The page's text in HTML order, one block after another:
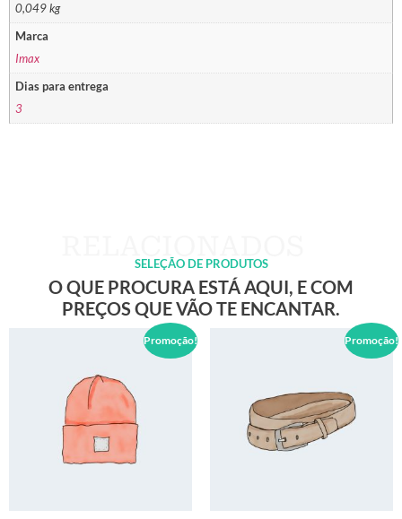
0,049 kg
Marca
Imax
Dias para entrega
3
SELEÇÃO DE PRODUTOS
O QUE PROCURA ESTÁ AQUI, E COM
PREÇOS QUE VÃO TE ENCANTAR.
Promoção! Promoção!